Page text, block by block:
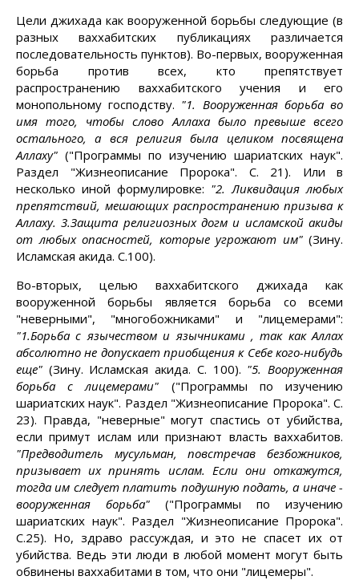
Цели джихада как вооруженной борьбы следующие (в
разных ваххабитских публикациях различается
последовательность пунктов). Во-первых, вооруженная
борьба против всех, кто препятствует
распространению ваххабитского учения и его
монопольному господству. "1. Вооруженная борьба во
имя того, чтобы слово Аллаха было превыше всего
остального, а вся религия была целиком посвящена
Аллаху" ("Программы по изучению шариатских наук".
Раздел "Жизнеописание Пророка". С. 21). Или в
несколько иной формулировке: "2. Ликвидация любых
препятствий, мешающих распространению призыва к
Аллаху. 3.Защита религиозных догм и исламской акиды
от любых опасностей, которые угрожают им"(Зину.
Исламская акида. С.100).
Во-вторых, целью ваххабитского джихада как
вооруженной борьбы является борьба со всеми
"неверными", "многобожниками" и "лицемерами":
"1.Борьба с язычеством и язычниками , так как Аллах
абсолютно не допускает приобщения к Себе кого-нибудь
еще" (Зину. Исламская акида. С. 100). "5. Вооруженная
борьба с лицемерами" ("Программы по изучению
шариатских наук". Раздел "Жизнеописание Пророка". С.
23). Правда, "неверные" могут спастись от убийства,
если примут ислам или признают власть ваххабитов.
"Предводитель мусульман, повстречав безбожников,
призывает их принять ислам. Если они откажутся,
тогда им следует платить подушную подать, а иначе -
вооруженная борьба" ("Программы по изучению
шариатских наук". Раздел "Жизнеописание Пророка".
С.25). Но, здраво рассуждая, и это не спасет их от
убийства. Ведь эти люди в любой момент могут быть
обвинены ваххабитами в том, что они "лицемеры".